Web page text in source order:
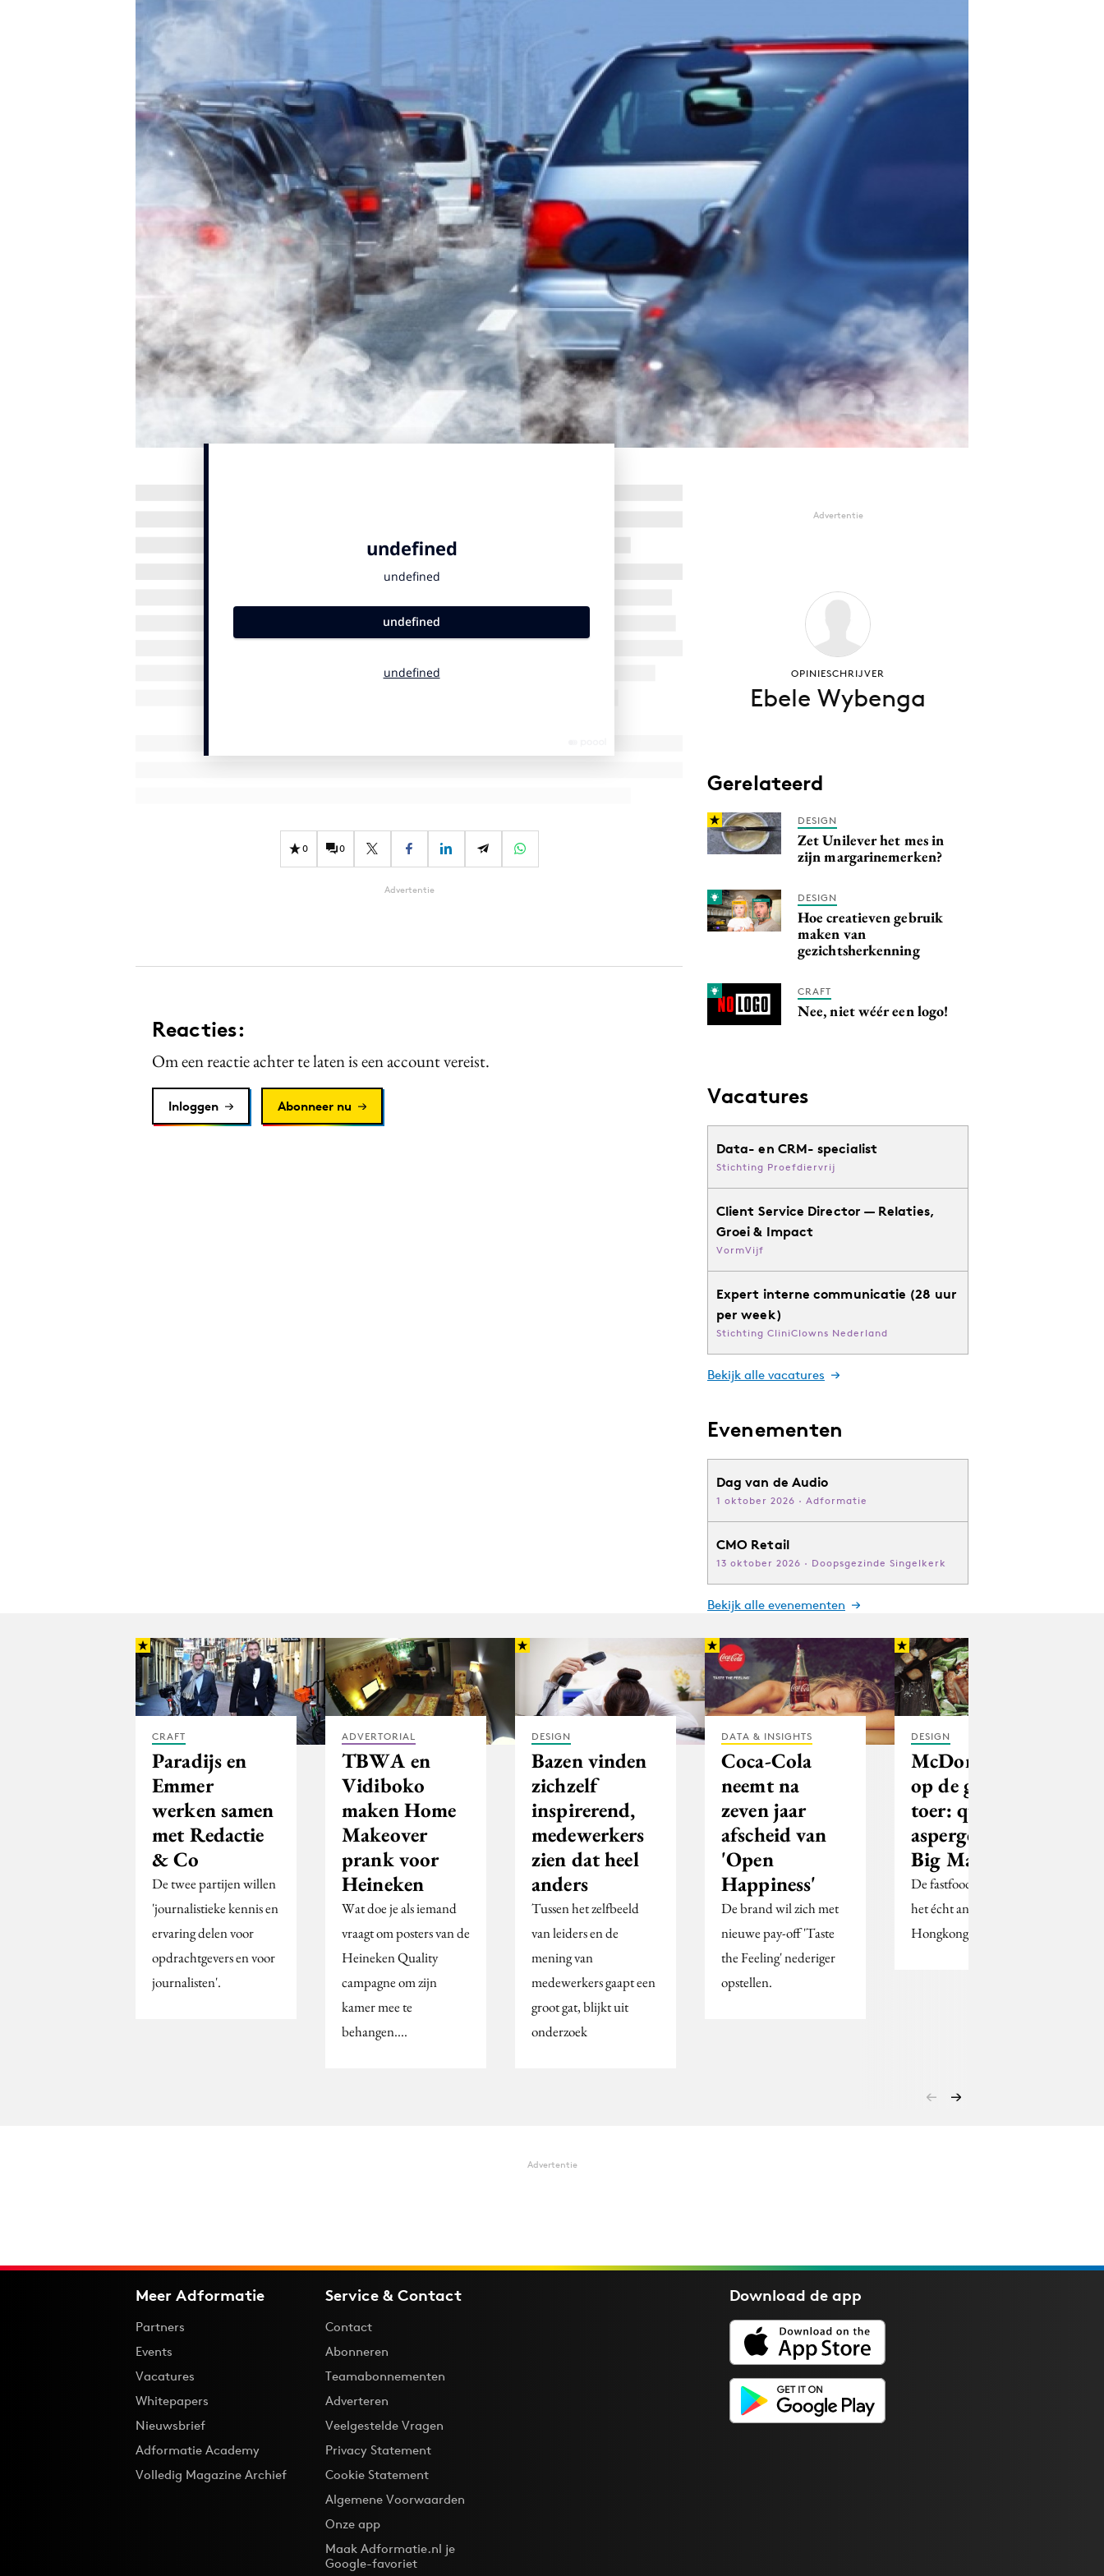
Gedragsverandering
Interne communicatie
Martech
Purpose Marketing
Reputatie & crisis
0 0
Advertentie
Reacties:
Om een reactie achter te laten is een account vereist.
Inloggen Abonneer nu
Advertentie
OPINIESCHRIJVER
Ebele Wybenga
Gerelateerd
DESIGN
Zet Unilever het mes in
zijn margarinemerken?
DESIGN
Hoe creatieven gebruik
maken van
gezichtsherkenning
CRAFT
Nee, niet wéér een logo!
Vacatures
Data- en CRM- specialist
Stichting Proefdiervrij
Client Service Director — Relaties,
Groei & Impact
VormVijf
Expert interne communicatie (28 uur
per week)
Stichting CliniClowns Nederland
Bekijk alle vacatures
Evenementen
Dag van de Audio
1 oktober 2026 · Adformatie
CMO Retail
13 oktober 2026 · Doopsgezinde Singelkerk
Bekijk alle evenementen
CRAFT
Paradijs en
Emmer
werken samen
met Redactie
& Co
De twee partijen willen
'journalistieke kennis en
ervaring delen voor
opdrachtgevers en voor
journalisten'.
ADVERTORIAL
TBWA en
Vidiboko
maken Home
Makeover
prank voor
Heineken
Wat doe je als iemand
vraagt om posters van de
Heineken Quality
campagne om zijn
kamer mee te
behangen....
DESIGN
Bazen vinden
zichzelf
inspirerend,
medewerkers
zien dat heel
anders
Tussen het zelfbeeld
van leiders en de
mening van
medewerkers gaapt een
groot gat, blijkt uit
onderzoek
DATA & INSIGHTS
Coca-Cola
neemt na
zeven jaar
afscheid van
'Open
Happiness'
De brand wil zich met
nieuwe pay-off 'Taste
the Feeling' nederiger
opstellen.
DESIGN
McDonald’s
op de gezonde
toer: quinoa &
asperges bij de
Big Mac
De fastfoodketen gaat
het écht anders doen in
Hongkong.
Advertentie
Meer Adformatie
Partners
Events
Vacatures
Whitepapers
Nieuwsbrief
Adformatie Academy
Volledig Magazine Archief
Service & Contact
Contact
Abonneren
Teamabonnementen
Adverteren
Veelgestelde Vragen
Privacy Statement
Cookie Statement
Algemene Voorwaarden
Onze app
Maak Adformatie.nl je
Google-favoriet
Download deapp